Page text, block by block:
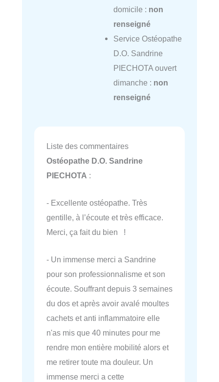
domicile : non
renseigné
Service Ostéopathe
D.O. Sandrine
PIECHOTA ouvert
dimanche : non
renseigné
Liste des commentaires
Ostéopathe D.O. Sandrine
PIECHOTA :
- Excellente ostéopathe. Très
gentille, à l’écoute et très efficace.
Merci, ça fait du bien !
- Un immense merci a Sandrine
pour son professionnalisme et son
écoute. Souffrant depuis 3 semaines
du dos et après avoir avalé moultes
cachets et anti inflammatoire elle
n'as mis que 40 minutes pour me
rendre mon entière mobilité alors et
me retirer toute ma douleur. Un
immense merci a cette